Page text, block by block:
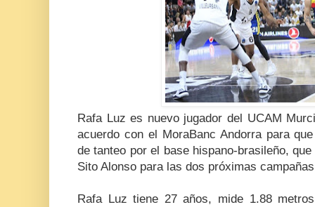
Rafa Luz es nuevo jugador del UCAM
acuerdo con el MoraBanc Andorra para
de tanteo por el base hispano-brasileño,
Sito Alonso para las dos próximas
Rafa Luz tiene 27 años, mide 1.88